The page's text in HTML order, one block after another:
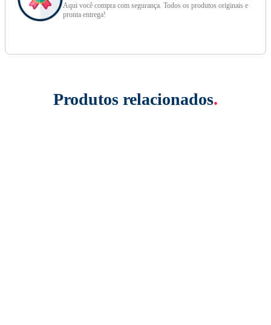
Aqui você compra com segurança. Todos os produtos originais e
pronta entrega!
Produtos relacionados.